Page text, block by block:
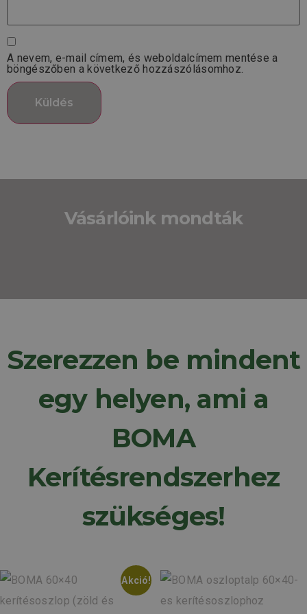
A nevem, e-mail címem, és weboldalcímem mentése a
böngészőben a következő hozzászólásomhoz.
Vásárlóink mondták
Szerezzen be mindent
egy helyen, ami a
BOMA
Kerítésrendszerhez
szükséges!
Akció!